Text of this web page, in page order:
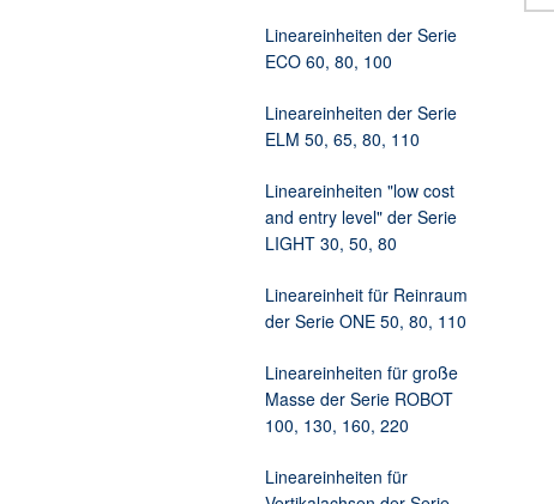
Lineareinheiten der Serie
ECO 60, 80, 100
Lineareinheiten der Serie
ELM 50, 65, 80, 110
Lineareinheiten "low cost
and entry level" der Serie
LIGHT 30, 50, 80
Lineareinheit für Reinraum
der Serie ONE 50, 80, 110
Lineareinheiten für große
Masse der Serie ROBOT
100, 130, 160, 220
Lineareinheiten für